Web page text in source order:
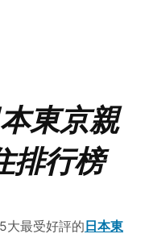
東京親
排行榜
大最受好評的日本東